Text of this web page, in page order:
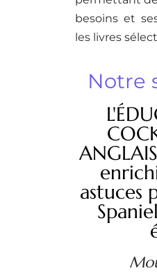
besoins et
les livres
Notre
astuces